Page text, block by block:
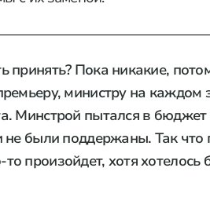
принять? Пока никакие,
министру на
Минстрой пытался в
были поддержаны. Так что
произойдет, хотя хотелось